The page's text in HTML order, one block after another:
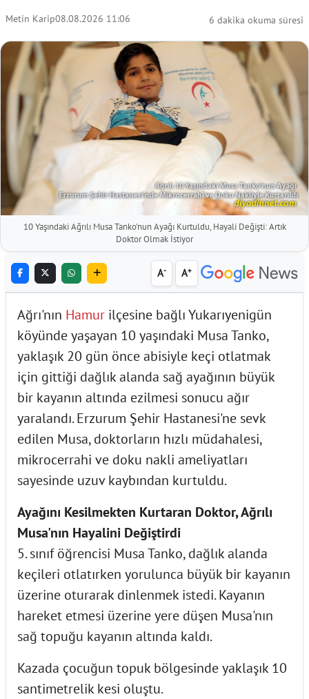
Metin Karip08.08.2026 11:06 6 dakika okuma süresi
10 Yaşındaki Ağrılı Musa Tanko'nun Ayağı Kurtuldu, Hayali Değişti: Artık
Doktor Olmak İstiyor
A- A+
Ağrı'nın Hamur ilçesine bağlı Yukarıyenigün
köyünde yaşayan 10 yaşındaki Musa Tanko,
yaklaşık 20 gün önce abisiyle keçi otlatmak
için gittiği dağlık alanda sağ ayağının büyük
bir kayanın altında ezilmesi sonucu ağır
yaralandı. Erzurum Şehir Hastanesi'ne sevk
edilen Musa, doktorların hızlı müdahalesi,
mikrocerrahi ve doku nakli ameliyatları
sayesinde uzuv kaybından kurtuldu.
Ayağını Kesilmekten Kurtaran Doktor, Ağrılı
Musa'nın Hayalini Değiştirdi
5. sınıf öğrencisi Musa Tanko, dağlık alanda
keçileri otlatırken yorulunca büyük bir kayanın
üzerine oturarak dinlenmek istedi. Kayanın
hareket etmesi üzerine yere düşen Musa'nın
sağ topuğu kayanın altında kaldı.
Kazada çocuğun topuk bölgesinde yaklaşık 10
santimetrelik kesi oluştu.